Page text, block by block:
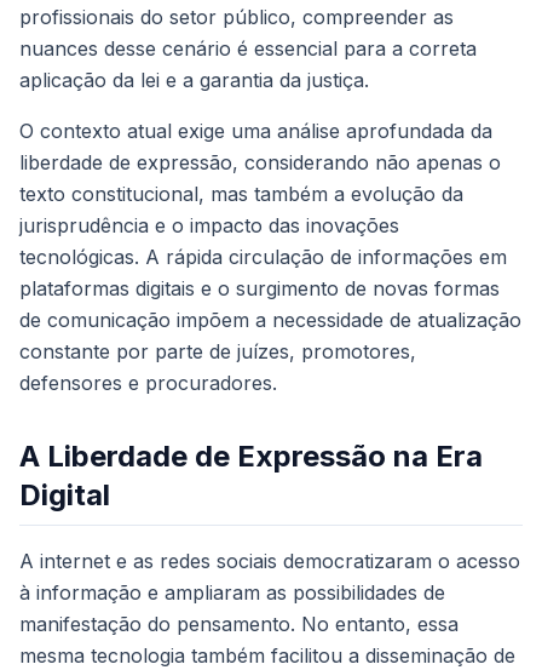
profissionais do setor público, compreender as
nuances desse cenário é essencial para a correta
aplicação da lei e a garantia da justiça.
O contexto atual exige uma análise aprofundada da
liberdade de expressão, considerando não apenas o
texto constitucional, mas também a evolução da
jurisprudência e o impacto das inovações
tecnológicas. A rápida circulação de informações em
plataformas digitais e o surgimento de novas formas
de comunicação impõem a necessidade de atualização
constante por parte de juízes, promotores,
defensores e procuradores.
A Liberdade de Expressão na Era
Digital
A internet e as redes sociais democratizaram o acesso
à informação e ampliaram as possibilidades de
manifestação do pensamento. No entanto, essa
mesma tecnologia também facilitou a disseminação de